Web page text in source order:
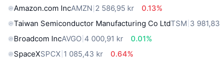
Amazon.com IncAMZN 2 586,95 kr
0.13%
Taiwan Semiconductor Manufacturing Co LtdTSM 3
Broadcom IncAVGO 4 000,91 kr
0.01%
SpaceXSPCX 1 085,43 kr
0.64%